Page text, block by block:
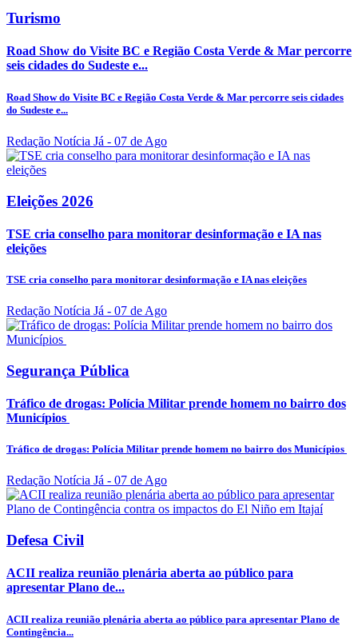
Turismo
Road Show do Visite BC e Região Costa Verde & Mar percorre
seis cidades do Sudeste e...
Road Show do Visite BC e Região Costa Verde & Mar percorre seis cidades
do Sudeste e...
Redação Notícia Já - 07 de Ago
Eleições 2026
TSE cria conselho para monitorar desinformação e IA nas
eleições
TSE cria conselho para monitorar desinformação e IA nas eleições
Redação Notícia Já - 07 de Ago
Segurança Pública
Tráfico de drogas: Polícia Militar prende homem no bairro dos
Municípios
Tráfico de drogas: Polícia Militar prende homem no bairro dos Municípios
Redação Notícia Já - 07 de Ago
Defesa Civil
ACII realiza reunião plenária aberta ao público para
apresentar Plano de...
ACII realiza reunião plenária aberta ao público para apresentar Plano de
Contingência...